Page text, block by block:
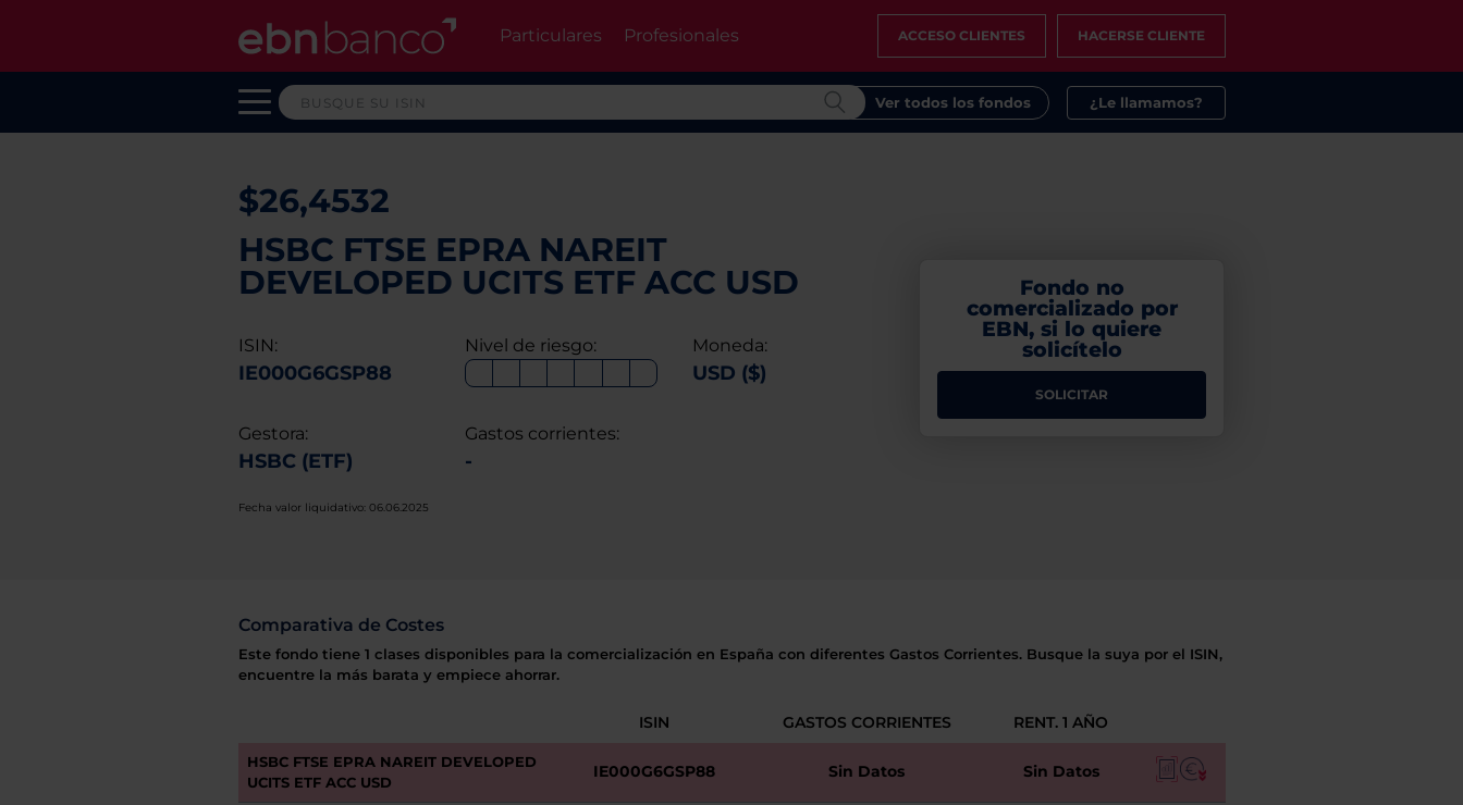
Particulares Profesionales ACCESO CLIENTES HACERSE CLIENTE
Ver todos los fondos ¿Le llamamos?
$26,4532
HSBC FTSE EPRA NAREIT
DEVELOPED UCITS ETF ACC USD
ISIN:
IE000G6GSP88
Nivel de riesgo: Moneda:
USD ($)
Gestora:
HSBC (ETF)
Gastos corrientes:
-
Fecha valor liquidativo: 06.06.2025
Fondo no
comercializado por
EBN, si lo quiere
solicítelo
SOLICITAR
Comparativa de Costes
Este fondo tiene 1 clases disponibles para la comercialización en España con diferentes Gastos Corrientes. Busque la suya por el ISIN,
encuentre la más barata y empiece ahorrar.
ISIN GASTOS CORRIENTES RENT. 1 AÑO
HSBC FTSE EPRA NAREIT DEVELOPED
UCITS ETF ACC USD
IE000G6GSP88 Sin Datos Sin Datos